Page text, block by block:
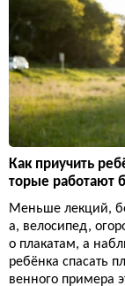
Как приучить
торые работают
Меньше лекций,
а, велосипед,
о плакатам, а
ребёнка спасать
венного примера